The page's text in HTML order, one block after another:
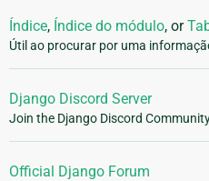
Índice, Índice do módulo, or
Útil ao procurar por uma
Django Discord Server
Join the Django Discord
Official Django Forum